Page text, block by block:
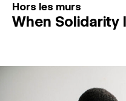
Hors les murs
When